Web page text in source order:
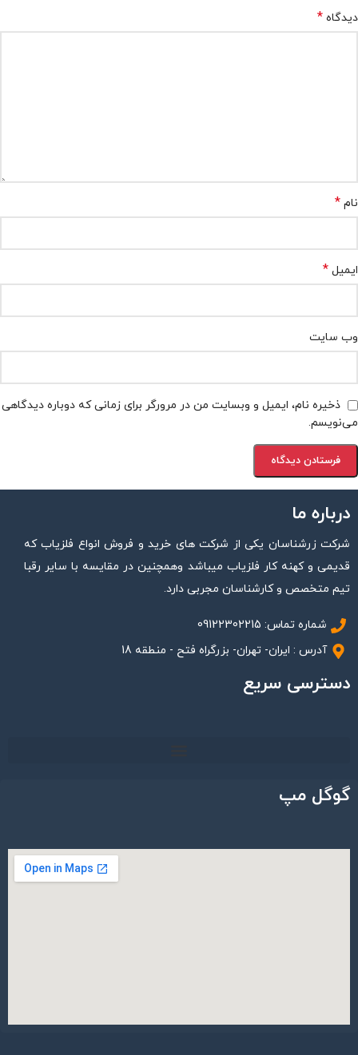
دیدگاه *
نام *
ایمیل *
وب‌ سایت
ذخیره نام، ایمیل و وبسایت من در مرورگر برای زمانی که دوباره دیدگاهی
می‌نویسم.
درباره ما
شرکت زرشناسان یکی از شرکت های خرید و فروش انواع فلزیاب که
قدیمی و کهنه کار فلزیاب میباشد وهمچنین در مقایسه با سایر رقبا
تیم متخصص و کارشناسان مجربی دارد.
شماره تماس: 09122302215
آدرس : ایران- تهران- بزرگراه فتح - منطقه 18
دسترسی سریع
گوگل مپ